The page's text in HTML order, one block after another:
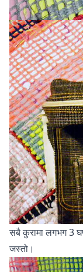
सबै कुरामा लगभग 3
जस्तो।